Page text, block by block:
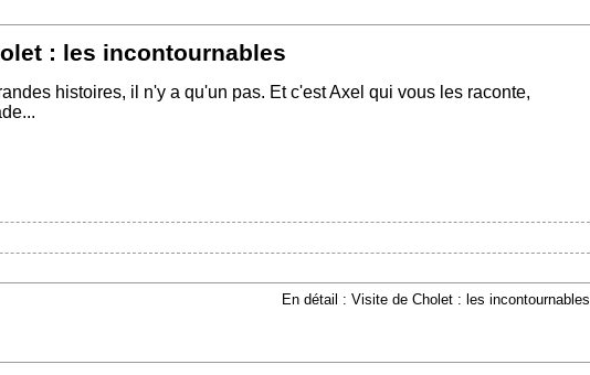
: les incontournables
histoires, il n'y a qu'un pas. Et c'est Axel qui vous les raconte,
En détail : Visite de Cholet : les incontournables